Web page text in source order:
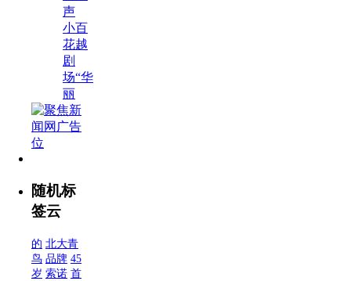
声
小百
花越
剧
场“华
丽
随机标
签云
的 北大青
鸟 品牌 45
岁 索诺 首